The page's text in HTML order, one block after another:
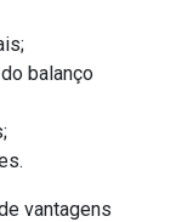
balanço
vantagens